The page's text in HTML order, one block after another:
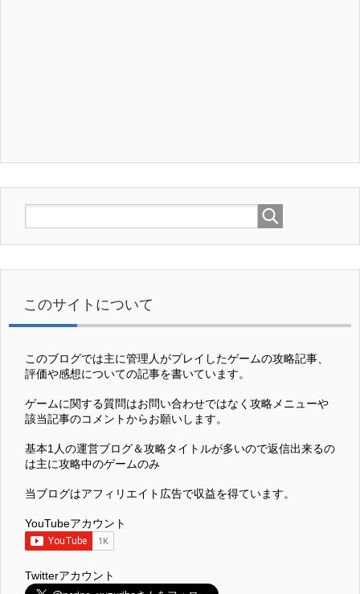
このサイトについて
このブログでは主に管理人がプレイしたゲームの攻略記事、
評価や感想についての記事を書いています。
ゲームに関する質問はお問い合わせではなく攻略メニューや
該当記事のコメントからお願いします。
基本1人の運営ブログ＆攻略タイトルが多いので返信出来るの
は主に攻略中のゲームのみ
当ブログはアフィリエイト広告で収益を得ています。
YouTubeアカウント
Twitterアカウント